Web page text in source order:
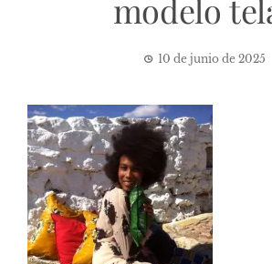
modelo
10 de junio de 2025